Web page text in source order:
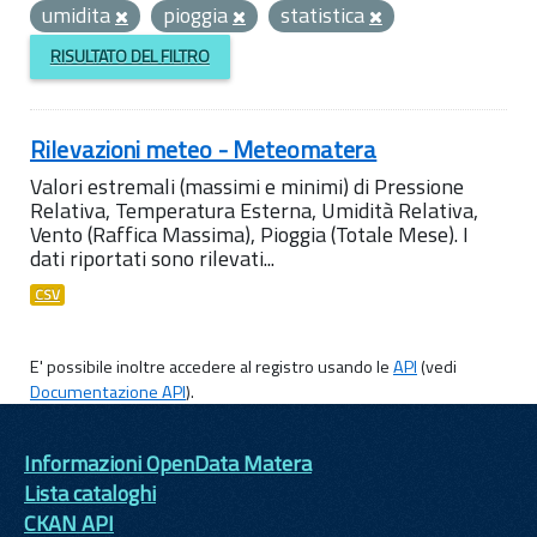
umidita pioggia statistica
RISULTATO DEL FILTRO
Rilevazioni meteo - Meteomatera
Valori estremali (massimi e minimi) di Pressione
Relativa, Temperatura Esterna, Umidità Relativa,
Vento (Raffica Massima), Pioggia (Totale Mese). I
dati riportati sono rilevati...
CSV
E' possibile inoltre accedere al registro usando leAPI(vedi
Documentazione API).
Informazioni OpenData Matera
Lista cataloghi
CKAN API